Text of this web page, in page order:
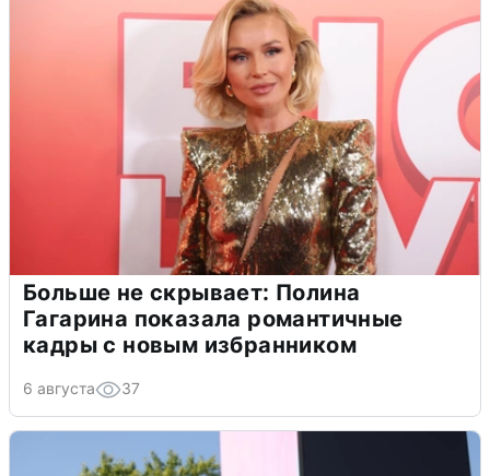
Больше не скрывает: Полина
Гагарина показала романтичные
кадры с новым избранником
6 августа 37